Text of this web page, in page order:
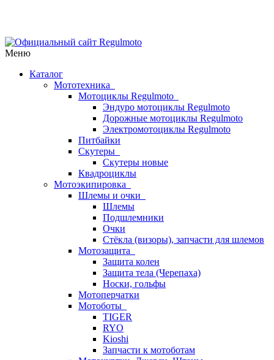
Меню
Каталог
Мототехника
Мотоциклы Regulmoto
Эндуро мотоциклы Regulmoto
Дорожные мотоциклы Regulmoto
Электромотоциклы Regulmoto
Питбайки
Скутеры
Скутеры новые
Квадроциклы
Мотоэкипировка
Шлемы и очки
Шлемы
Подшлемники
Очки
Стёкла (визоры), запчасти для шлемов
Мотозащита
Защита колен
Защита тела (Черепаха)
Носки, гольфы
Мотоперчатки
Мотоботы
TIGER
RYO
Kioshi
Запчасти к мотоботам